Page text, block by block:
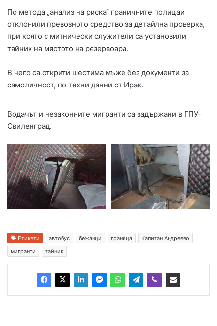
По метода „анализ на риска“ граничните полицаи
отклонили превозното средство за детайлна проверка,
при която с митнически служители са установили
тайник на мястото на резервоара.
В него са открити шестима мъже без документи за
самоличност, по техни данни от Ирак.
Водачът и незаконните мигранти са задържани в ГПУ-
Свиленград.
Етикети автобус бежанци граница
Капитан Андреево
мигранти
тайник